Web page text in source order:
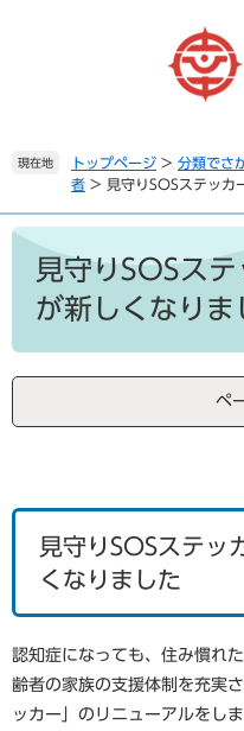
。
て
本
現在地 トップページ > 分類でさ
者 > 見守りSOSステッカ
本
見守りSOSス
が新しくなりま
ペ
見守りSOSステッ
くなりました
認知症になっても、住み慣れ
齢者の家族の支援体制を充実
ッカー」のリニューアルをし